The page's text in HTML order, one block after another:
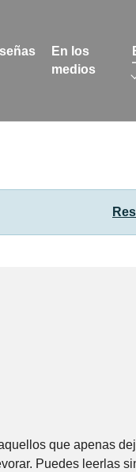
for "Reseñas"
En los
medios
que apenas
Puedes leerlas